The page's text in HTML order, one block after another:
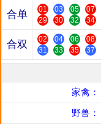
合单 01 03 05 07
29
30 32 34
合双 02 04 06 08
31
33 35 37
家禽：
野兽：